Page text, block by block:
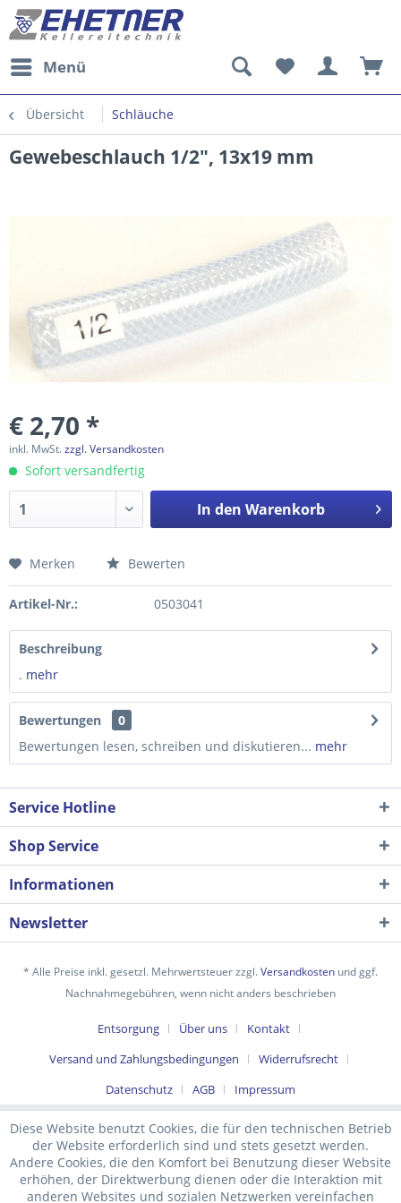
Menü
Übersicht Schläuche
Gewebeschlauch 1/2", 13x19 mm
€ 2,70 *
inkl. MwSt.zzgl. Versandkosten
Sofort versandfertig
In den Warenkorb
Preis anfragen
Ich habe dieDatenschutzerklärunggelesen,
Mit * gekennzeichnete Felder sind Pflichtfelder.
Merken Bewerten
Artikel-Nr.: 0503041
Beschreibung
. mehr
Bewertungen
0
Bewertungen lesen, schreiben und diskutieren... mehr
Service Hotline
Shop Service
Informationen
Newsletter
* Alle Preise inkl. gesetzl. Mehrwertsteuer zzgl.Versandkosten und ggf.
Nachnahmegebühren, wenn nicht anders beschrieben
Entsorgung Über uns
Kontakt
Versand und Zahlungsbedingungen
Widerrufsrecht
Datenschutz
AGB Impressum
Diese Website benutzt Cookies, die für den technischen Betrieb
der Website erforderlich sind und stets gesetzt werden.
Andere Cookies, die den Komfort bei Benutzung dieser Website
erhöhen, der Direktwerbung dienen oder die Interaktion mit
anderen Websites und sozialen Netzwerken vereinfachen